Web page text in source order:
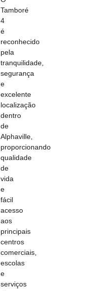
Tamboré
4
é
reconhecido
pela
tranquilidade,
segurança
e
excelente
localização
dentro
de
Alphaville,
proporcionando
qualidade
de
vida
e
fácil
acesso
aos
principais
centros
comerciais,
escolas
e
serviços